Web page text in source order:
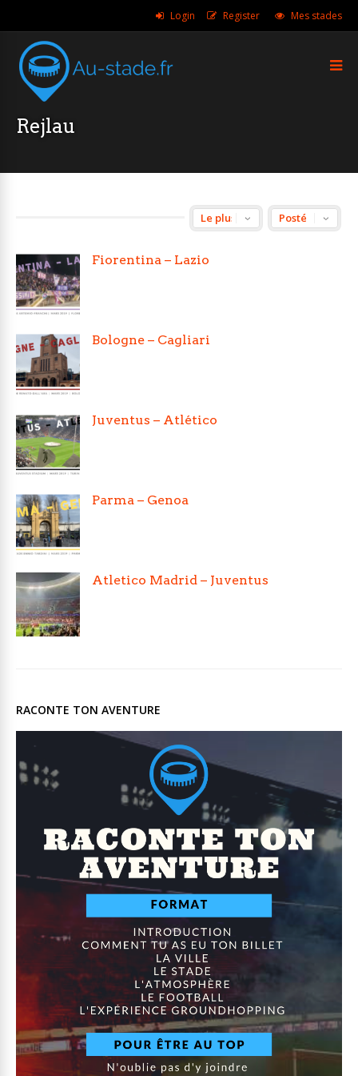
Login Register Mes stades
Rejlau
Fiorentina – Lazio
Bologne – Cagliari
Juventus – Atlético
Parma – Genoa
Atletico Madrid – Juventus
RACONTE TON AVENTURE